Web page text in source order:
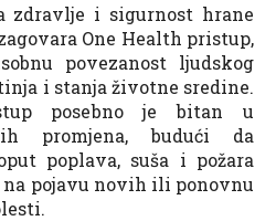
zdravlje i sigurnost hrane
One Health pristup,
povezanost ljudskog
i stanja životne sredine.
posebno je bitan u
promjena, budući da
poplava, suša i požara
pojavu novih ili ponovnu